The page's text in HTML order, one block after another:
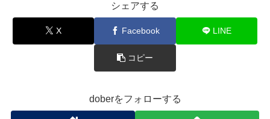
シェアする
X Facebook LINE
コピー
doberをフォローする